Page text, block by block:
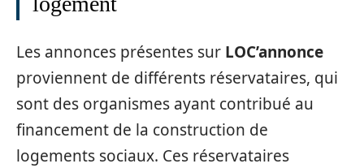
Les annonces présentes sur LOC’annonce
proviennent de différents réservataires, qui
sont des organismes ayant contribué au
financement de la construction de
logements sociaux. Ces réservataires